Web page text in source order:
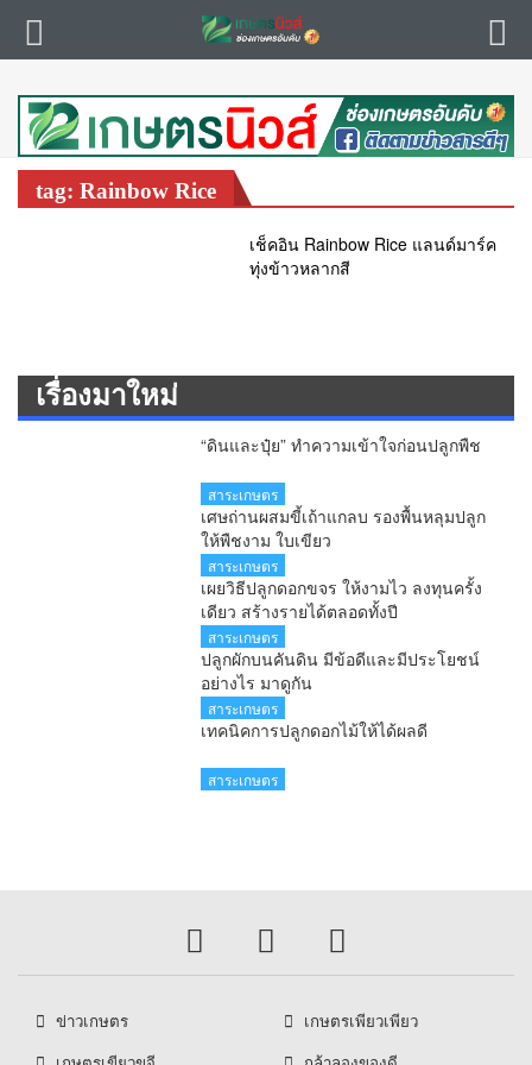
tag: Rainbow Rice
เช็คอิน Rainbow Rice แลนด์มาร์ค
ทุ่งข้าวหลากสี
เรื่องมาใหม่
“ดินและปุ๋ย” ทำความเข้าใจก่อนปลูกพืช
สาระเกษตร
เศษถ่านผสมขี้เถ้าแกลบ รองพื้นหลุมปลูก
ให้พืชงาม ใบเขียว
สาระเกษตร
เผยวิธีปลูกดอกขจร ให้งามไว ลงทุนครั้ง
เดียว สร้างรายได้ตลอดทั้งปี
สาระเกษตร
ปลูกผักบนคันดิน มีข้อดีและมีประโยชน์
อย่างไร มาดูกัน
สาระเกษตร
เทคนิคการปลูกดอกไม้ให้ได้ผลดี
สาระเกษตร
ข่าวเกษตร
เกษตรเพียวเพียว